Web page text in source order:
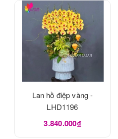
Lan hồ điệp vàng -
LHD1196
3.840.000₫